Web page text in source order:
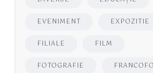
EVENIMENT EXPOZITIE
FILIALE FILM
FOTOGRAFIE